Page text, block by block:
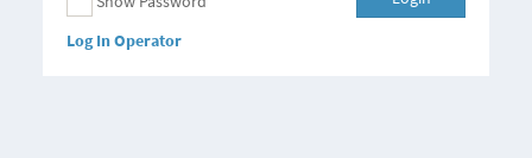
Log In Operator